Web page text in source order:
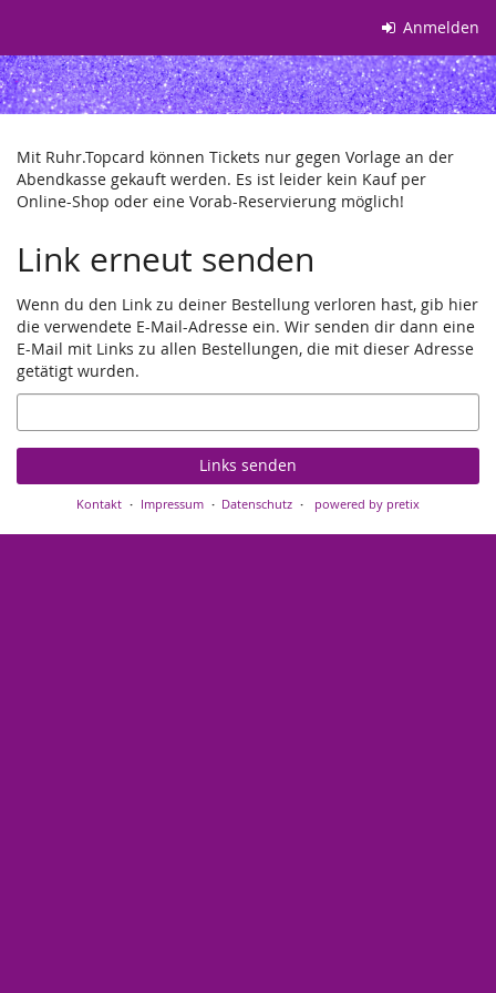
Inhalt
springen
Anmelden
Mit Ruhr.Topcard können Tickets nur gegen Vorlage an der
Abendkasse gekauft werden. Es ist leider kein Kauf per
Online-Shop oder eine Vorab-Reservierung möglich!
Link erneut senden
Wenn du den Link zu deiner Bestellung verloren hast, gib hier
die verwendete E-Mail-Adresse ein. Wir senden dir dann eine
E-Mail mit Links zu allen Bestellungen, die mit dieser Adresse
getätigt wurden.
E-
Mail
Links senden
Kontakt Impressum Datenschutz powered by pretix